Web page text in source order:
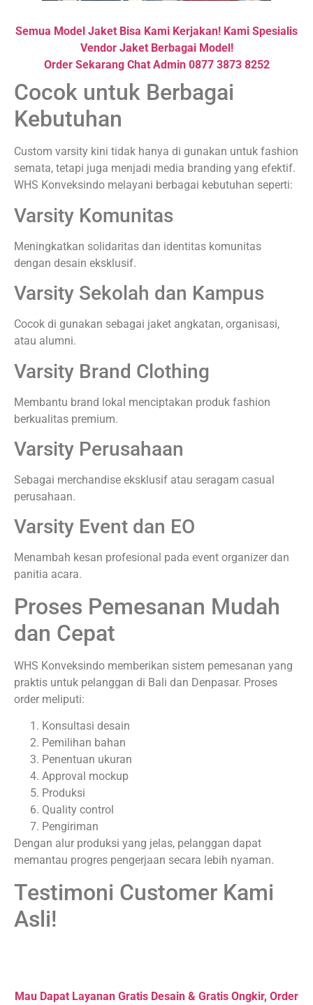
Semua Model Jaket Bisa Kami Kerjakan! Kami Spesialis
Vendor Jaket Berbagai Model!
Order Sekarang Chat Admin 0877 3873 8252
Cocok untuk Berbagai
Kebutuhan
Custom varsity kini tidak hanya di gunakan untuk fashion
semata, tetapi juga menjadi media branding yang efektif.
WHS Konveksindo melayani berbagai kebutuhan seperti:
Varsity Komunitas
Meningkatkan solidaritas dan identitas komunitas
dengan desain eksklusif.
Varsity Sekolah dan Kampus
Cocok di gunakan sebagai jaket angkatan, organisasi,
atau alumni.
Varsity Brand Clothing
Membantu brand lokal menciptakan produk fashion
berkualitas premium.
Varsity Perusahaan
Sebagai merchandise eksklusif atau seragam casual
perusahaan.
Varsity Event dan EO
Menambah kesan profesional pada event organizer dan
panitia acara.
Proses Pemesanan Mudah
dan Cepat
WHS Konveksindo memberikan sistem pemesanan yang
praktis untuk pelanggan di Bali dan Denpasar. Proses
order meliputi:
Konsultasi desain
Pemilihan bahan
Penentuan ukuran
Approval mockup
Produksi
Quality control
Pengiriman
Dengan alur produksi yang jelas, pelanggan dapat
memantau progres pengerjaan secara lebih nyaman.
Testimoni Customer Kami
Asli!
Mau Dapat Layanan Gratis Desain & Gratis Ongkir, Order